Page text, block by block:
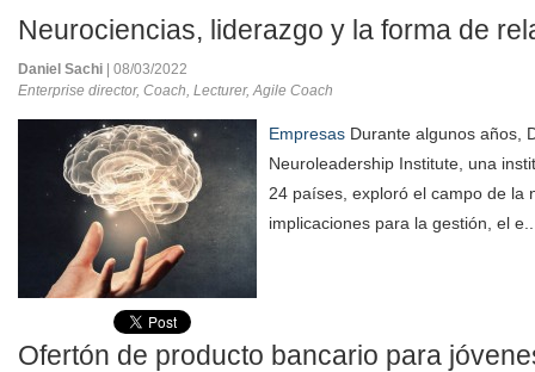
Neurociencias, liderazgo y la forma de
Daniel Sachi
| 08/03/2022
Enterprise director, Coach, Lecturer, Agile Coach
Empresas Durante algunos años,
Neuroleadership Institute, una
24 países, exploró el campo de la
implicaciones para la gestión, el
Ofertón de producto bancario para